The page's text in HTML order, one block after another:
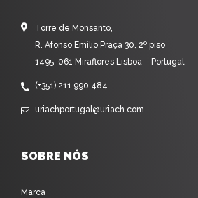
Torre de Monsanto,
R. Afonso Emílio Praça 30, 2º piso
1495-061 Miraflores Lisboa – Portugal
(+351) 211 990 484
uriachportugal@uriach.com
SOBRE NÓS
Marca